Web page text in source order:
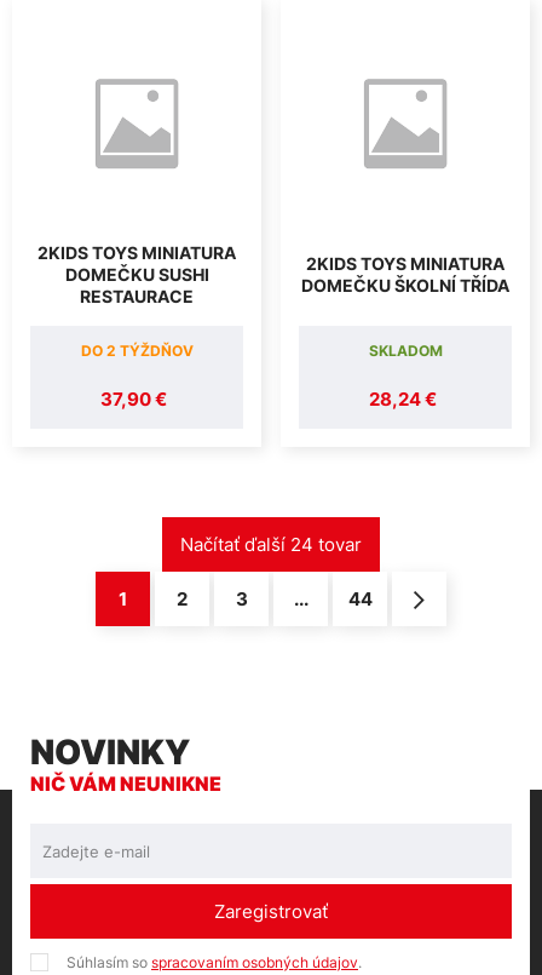
2KIDS TOYS MINIATURA
DOMEČKU SUSHI
RESTAURACE
37,90 €
DO 2 TÝŽDŇOV
2KIDS TOYS MINIATURA
DOMEČKU ŠKOLNÍ TŘÍDA
28,24 €
SKLADOM
1 2 3 ... 44
NOVINKY
NIČ VÁM NEUNIKNE
Zaregistrovať
Súhlasím so spracovaním osobných údajov.